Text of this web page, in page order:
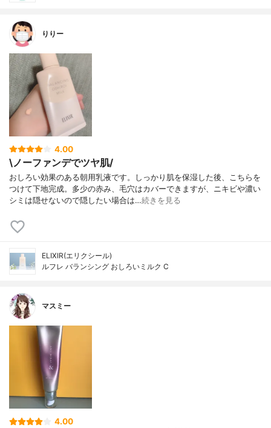
りりー
4.00
\ノーファンデでツヤ肌/
おしろい効果のある朝用乳液です。しっかり肌を保湿した後、こちらを
つけて下地完成。多少の赤み、毛穴はカバーできますが、ニキビや濃い
シミは隠せないので隠したい場合は…続きを見る
ELIXIR(エリクシール)
ルフレ バランシング おしろいミルク C
マスミー
4.00